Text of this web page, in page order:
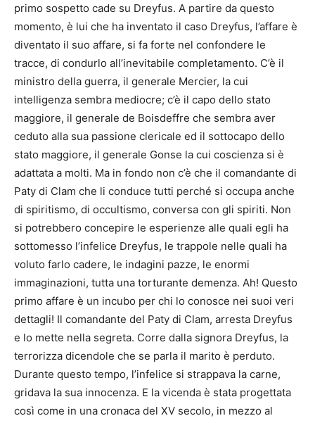
primo sospetto cade su Dreyfus. A partire da questo
momento, è lui che ha inventato il caso Dreyfus, l’affare è
diventato il suo affare, si fa forte nel confondere le
tracce, di condurlo all’inevitabile completamento. C’è il
ministro della guerra, il generale Mercier, la cui
intelligenza sembra mediocre; c’è il capo dello stato
maggiore, il generale de Boisdeffre che sembra aver
ceduto alla sua passione clericale ed il sottocapo dello
stato maggiore, il generale Gonse la cui coscienza si è
adattata a molti. Ma in fondo non c’è che il comandante di
Paty di Clam che li conduce tutti perché si occupa anche
di spiritismo, di occultismo, conversa con gli spiriti. Non
si potrebbero concepire le esperienze alle quali egli ha
sottomesso l’infelice Dreyfus, le trappole nelle quali ha
voluto farlo cadere, le indagini pazze, le enormi
immaginazioni, tutta una torturante demenza. Ah! Questo
primo affare è un incubo per chi lo conosce nei suoi veri
dettagli! Il comandante del Paty di Clam, arresta Dreyfus
e lo mette nella segreta. Corre dalla signora Dreyfus, la
terrorizza dicendole che se parla il marito è perduto.
Durante questo tempo, l’infelice si strappava la carne,
gridava la sua innocenza. E la vicenda è stata progettata
così come in una cronaca del XV secolo, in mezzo al